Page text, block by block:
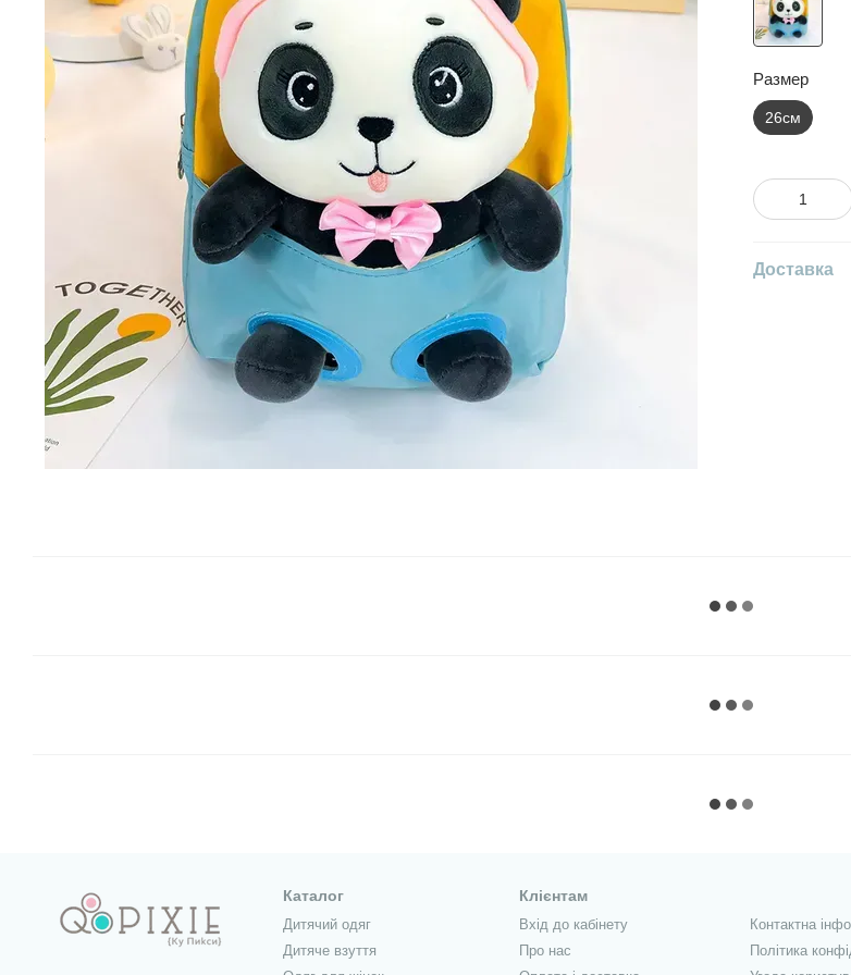
Размер
26см
Доставка
Каталог
Дитячий одяг
Дитяче взуття
Клієнтам
Вхід до кабінету
Про нас
Контактна
Політика